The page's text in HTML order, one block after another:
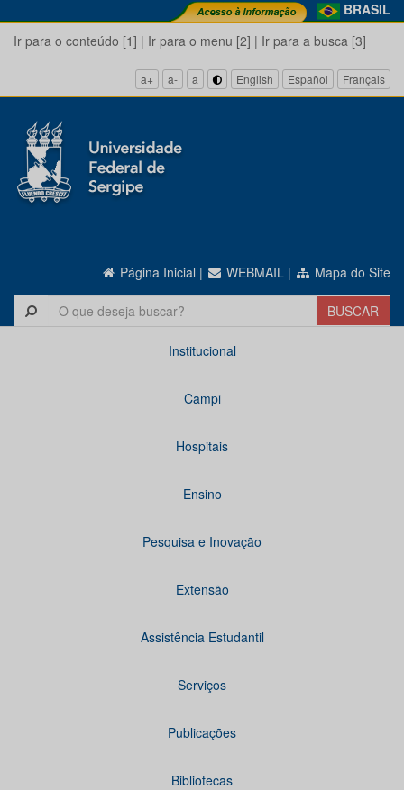
BRASIL
Ir para o conteúdo [1] | Ir para o menu [2] | Ir para a busca [3]
a+ a- a English Español Français
Página Inicial | WEBMAIL | Mapa do Site
Institucional
Campi
Hospitais
Ensino
Pesquisa e Inovação
Extensão
Assistência Estudantil
Serviços
Publicações
Bibliotecas